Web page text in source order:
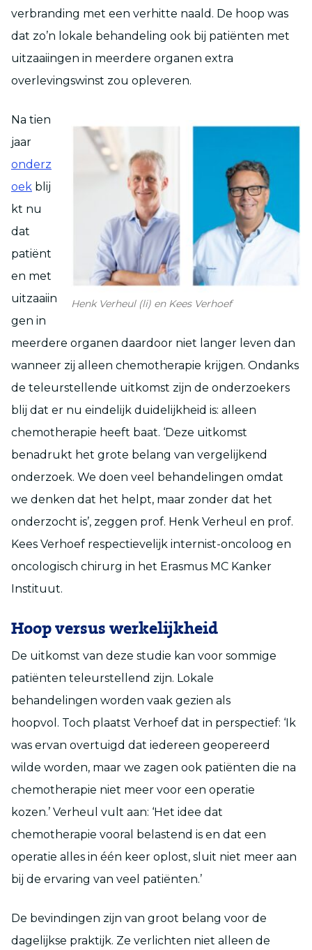
verbranding met een verhitte naald. De hoop was
dat zo’n lokale behandeling ook bij patiënten met
uitzaaiingen in meerdere organen extra
overlevingswinst zou opleveren.
Henk Verheul (li) en Kees Verhoef
Na tien
jaar
onderz
oek blij
kt nu
dat
patiënt
en met
uitzaaiin
gen in
meerdere organen daardoor niet langer leven dan
wanneer zij alleen chemotherapie krijgen. Ondanks
de teleurstellende uitkomst zijn de onderzoekers
blij dat er nu eindelijk duidelijkheid is: alleen
chemotherapie heeft baat. ‘Deze uitkomst
benadrukt het grote belang van vergelijkend
onderzoek. We doen veel behandelingen omdat
we denken dat het helpt, maar zonder dat het
onderzocht is’, zeggen prof. Henk Verheul en prof.
Kees Verhoef respectievelijk internist-oncoloog en
oncologisch chirurg in het Erasmus MC Kanker
Instituut.
Hoop versus werkelijkheid
De uitkomst van deze studie kan voor sommige
patiënten teleurstellend zijn. Lokale
behandelingen worden vaak gezien als
hoopvol. Toch plaatst Verhoef dat in perspectief: ‘Ik
was ervan overtuigd dat iedereen geopereerd
wilde worden, maar we zagen ook patiënten die na
chemotherapie niet meer voor een operatie
kozen.’ Verheul vult aan: ‘Het idee dat
chemotherapie vooral belastend is en dat een
operatie alles in één keer oplost, sluit niet meer aan
bij de ervaring van veel patiënten.’
De bevindingen zijn van groot belang voor de
dagelijkse praktijk. Ze verlichten niet alleen de